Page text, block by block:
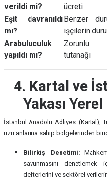
verildi mi?
ücreti
Eşit davranıldı
mı?
Benzer
işçilerin
Arabuluculuk
yapıldı mı?
Zorunlu
tutanağı
4. Kartal ve
Yakası
İstanbul Anadolu Adliyesi (Kartal),
uzmanlarına sahip bölgelerinden
Bilirkişi Denetimi:
savunmasını
defterlerini ve sektörel